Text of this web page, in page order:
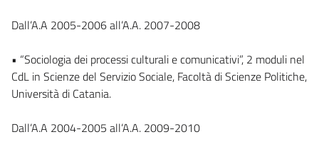
Dall’A.A 2005-2006 all’A.A. 2007-2008
• “Sociologia dei processi culturali e comunicativi”, 2 moduli nel
CdL in Scienze del Servizio Sociale, Facoltà di Scienze Politiche,
Università di Catania.
Dall’A.A 2004-2005 all’A.A. 2009-2010